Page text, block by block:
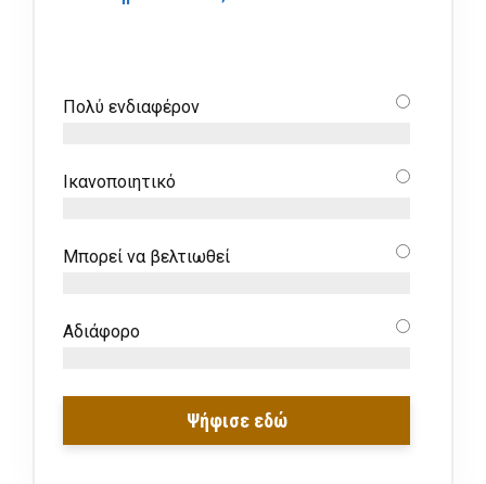
Πολύ ενδιαφέρον
Ικανοποιητικό
Μπορεί να βελτιωθεί
Αδιάφορο